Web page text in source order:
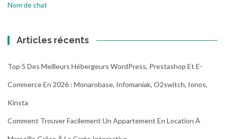
Nom de chat
Articles récents
Top 5 Des Meilleurs Hébergeurs WordPress, Prestashop Et E-
Commerce En 2026 : Monarobase, Infomaniak, O2switch, Ionos,
Kinsta
Comment Trouver Facilement Un Appartement En Location À